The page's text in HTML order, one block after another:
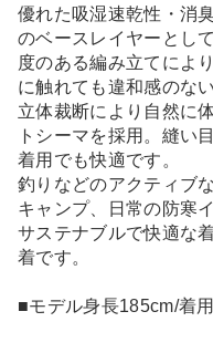
優れた吸湿速乾性・消
のベースレイヤーとし
度のある編み立てによ
に触れても違和感のな
立体裁断により自然に
トシーマを採用。縫い
着用でも快適です。
釣りなどのアクティブ
キャンプ、日常の防寒
サステナブルで快適な
着です。
■モデル身長185cm/着